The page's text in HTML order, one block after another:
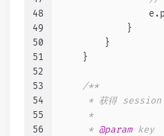
48
49
50
51
52
53
54
55
56
            }
        }
    }
/**
     * 获得 session
     *
     *
@param key